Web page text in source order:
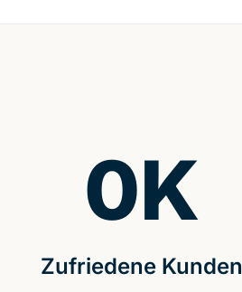
Zufriedene Kunden
0K